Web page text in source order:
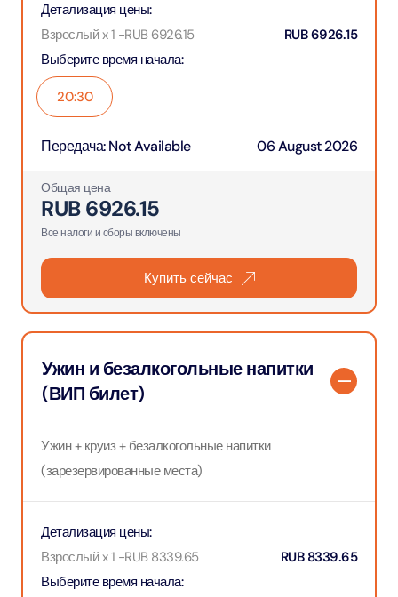
Выберите время начала:
20:30
Детализация цены:
Взрослый x 1 -RUB 6926.15 RUB6926.15
Передача:Not Available 06 August 2026
Общая цена
RUB6926.15
Все налоги и сборы включены
Купить сейчас
Ужин и безалкогольные напитки
(ВИП билет)
Ужин + круиз + безалкогольные напитки
(зарезервированные места)
Выберите время начала:
Детализация цены:
Взрослый x 1 -RUB 8339.65 RUB 8339.65